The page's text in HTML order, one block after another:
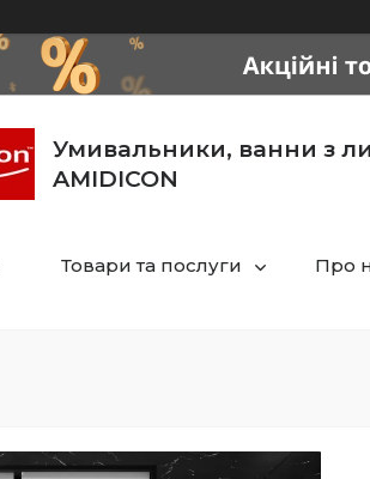
Умивальники, ванни з
AMIDICON
Товари та послуги Про